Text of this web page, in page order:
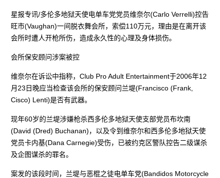
星报专讯/多伦多地狱天使电单车党党员维奈尔(Carlo Verrelli)控告
旺市(Vaughan)一间脱衣舞会所，索偿110万元，理由是在离开该
会所时遭人开枪所伤，造成永久性的心理及身体损伤。
会所保安顾问涉案被控
维奈尔在诉讼中指称，Club Pro Adult Entertainment于2006年12
月23日晚应当检查该会所的保安顾问兰堤(Francisco (Frank,
Cisco) Lenti)是否有武器。
现年60岁的兰堤涉嫌枪杀西多伦多地狱天使支部党员布坎南
(David (Dred) Buchanan)，以及令到维奈尔和西多伦多地狱天使
党员卡内基(Dana Carnegie)受伤，已被约克区警队控告二级谋杀
及企图谋杀的罪名。
案发的该段时间，兰堤与恶棍之徒电单车党(Bandidos Motorcycle